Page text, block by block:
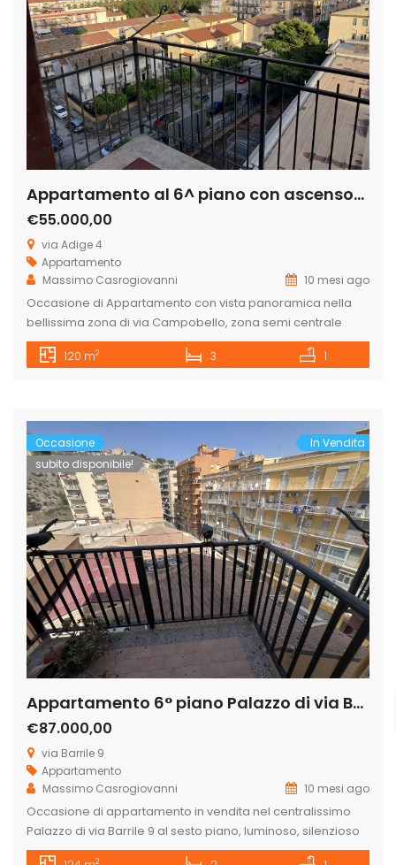
Appartamento al 6^ piano con ascensore in via Adige
€55.000,00
via Adige 4
Appartamento
Massimo Casrogiovanni
10 mesi ago
Occasione di Appartamento con vista panoramica nella
bellissima zona di via Campobello, zona semi centrale
vicino le scuole, supermercati e vicino al centro
commerciale San Giorgio. L’appartamento è subito
stanza. Per maggiori informazioni contattateci allo
0922771531 o […]
120 m2 3 1
Occasione
subito disponibile!
In Vendita
Appartamento 6° piano Palazzo di via Barrile 9
€87.000,00
via Barrile 9
Appartamento
Massimo Casrogiovanni
10 mesi ago
Occasione di appartamento in vendita nel centralissimo
Palazzo di via Barrile 9 al sesto piano, luminoso, silenzioso
e comodo. L’appartamento ê composto da un ingresso, un
2